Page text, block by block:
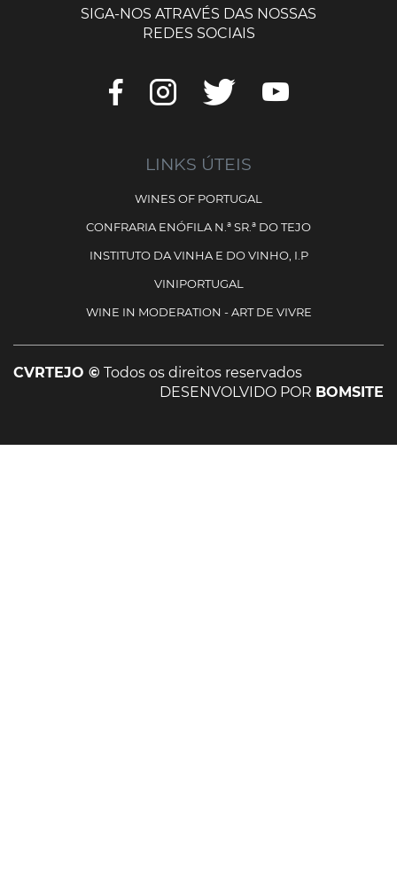
SIGA-NOS ATRAVÉS DAS NOSSAS
REDES SOCIAIS
LINKS ÚTEIS
WINES OF PORTUGAL
CONFRARIA ENÓFILA N.ª SR.ª DO TEJO
INSTITUTO DA VINHA E DO VINHO, I.P
VINIPORTUGAL
WINE IN MODERATION - ART DE VIVRE
CVRTEJO © Todos os direitos reservados
DESENVOLVIDO POR BOMSITE